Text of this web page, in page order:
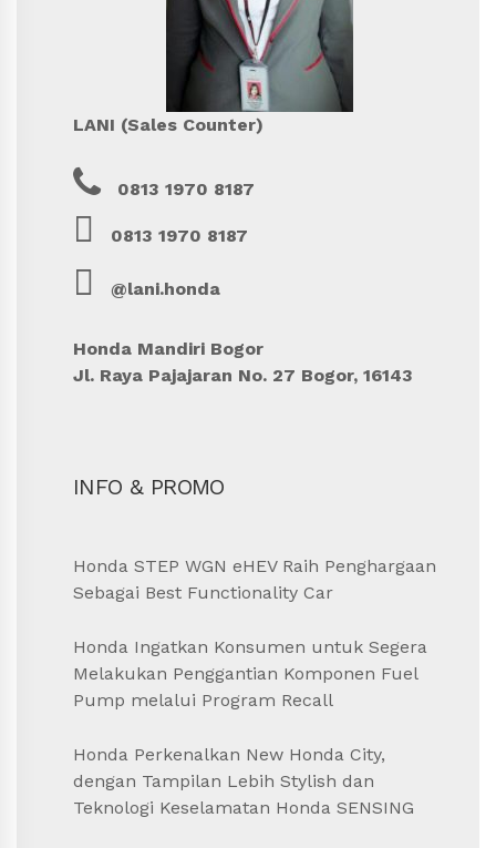
LANI (Sales Counter)
0813 1970 8187
0813 1970 8187
@lani.honda
Honda Mandiri Bogor
Jl. Raya Pajajaran No. 27 Bogor, 16143
INFO & PROMO
Honda STEP WGN eHEV Raih Penghargaan
Sebagai Best Functionality Car
Honda Ingatkan Konsumen untuk Segera
Melakukan Penggantian Komponen Fuel
Pump melalui Program Recall
Honda Perkenalkan New Honda City,
dengan Tampilan Lebih Stylish dan
Teknologi Keselamatan Honda SENSING